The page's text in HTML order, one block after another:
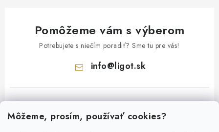
Môžeme, prosím, používať cookies?
Pomôžeme vám s výberom
Potrebujete s niečím poradiť? Sme tu pre vás!
info@ligot.sk